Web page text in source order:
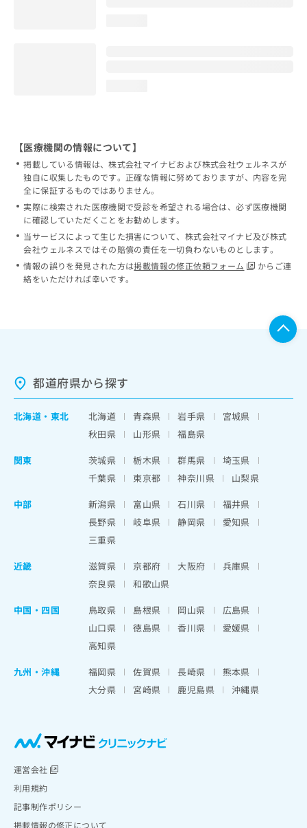
【医療機関の情報について】
掲載している情報は、株式会社マイナビおよび株式会社ウェルネスが
独自に収集したものです。正確な情報に努めておりますが、内容を完
全に保証するものではありません。
実際に検索された医療機関で受診を希望される場合は、必ず医療機関
に確認していただくことをお勧めします。
当サービスによって生じた損害について、株式会社マイナビ及び株式
会社ウェルネスではその賠償の責任を一切負わないものとします。
情報の誤りを発見された方は掲載情報の修正依頼フォーム
からご連
絡をいただければ幸いです。
都道府県から探す
北海道 ・ 東北 北海道 青森県 岩手県
宮城県
秋田県
山形県
福島県
関東
茨城県 栃木県 群馬県
埼玉県
千葉県
東京都 神奈川県
山梨県
中部
新潟県 富山県 石川県
福井県
長野県
岐阜県 静岡県
愛知県
三重県
近畿
滋賀県 京都府 大阪府
兵庫県
奈良県
和歌山県
中国・四国
鳥取県 島根県 岡山県
広島県
山口県
徳島県 香川県
愛媛県
高知県
九州・沖縄
福岡県 佐賀県 長崎県
熊本県
大分県
宮崎県 鹿児島県 沖縄県
運営会社
利用規約
記事制作ポリシー
掲載情報の修正について